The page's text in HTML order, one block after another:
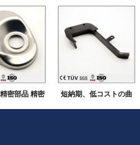
密部品 精密
仕上げ
短納期、低コストの曲